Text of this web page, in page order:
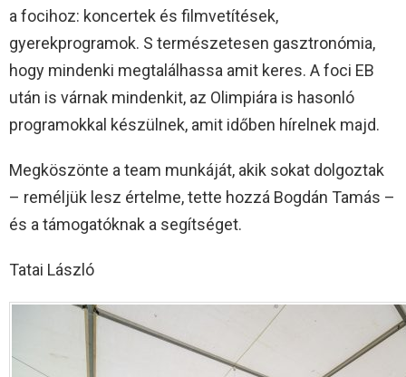
a focihoz: koncertek és filmvetítések,
gyerekprogramok. S természetesen gasztronómia,
hogy mindenki megtalálhassa amit keres. A foci EB
után is várnak mindenkit, az Olimpiára is hasonló
programokkal készülnek, amit időben hírelnek majd.
Megköszönte a team munkáját, akik sokat dolgoztak
– reméljük lesz értelme, tette hozzá Bogdán Tamás –
és a támogatóknak a segítséget.
Tatai László